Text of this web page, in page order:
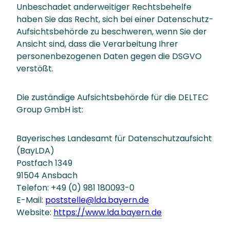
Unbeschadet anderweitiger Rechtsbehelfe
haben Sie das Recht, sich bei einer Datenschutz-
Aufsichtsbehörde zu beschweren, wenn Sie der
Ansicht sind, dass die Verarbeitung Ihrer
personenbezogenen Daten gegen die DSGVO
verstößt.
Die zuständige Aufsichtsbehörde für die DELTEC
Group GmbH ist:
Bayerisches Landesamt für Datenschutzaufsicht
(BayLDA)
Postfach 1349
91504 Ansbach
Telefon: +49 (0) 981 180093-0
E-Mail: poststelle@lda.bayern.de
Website: https://www.lda.bayern.de